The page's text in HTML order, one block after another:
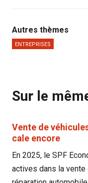
Autres thèmes
ENTREPRISES
Sur le
Vente de
cale encore
En 2025, le SPF
actives dans la